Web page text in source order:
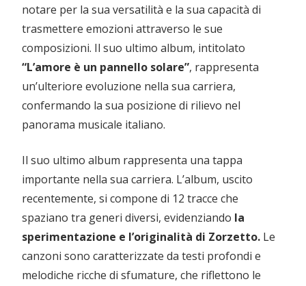
notare per la sua versatilità e la sua capacità di
trasmettere emozioni attraverso le sue
composizioni. Il suo ultimo album, intitolato
“L’amore è un pannello solare”, rappresenta
un’ulteriore evoluzione nella sua carriera,
confermando la sua posizione di rilievo nel
panorama musicale italiano.
Il suo ultimo album rappresenta una tappa
importante nella sua carriera. L’album, uscito
recentemente, si compone di 12 tracce che
spaziano tra generi diversi, evidenziando la
sperimentazione e l’originalità di Zorzetto. Le
canzoni sono caratterizzate da testi profondi e
melodiche ricche di sfumature, che riflettono le